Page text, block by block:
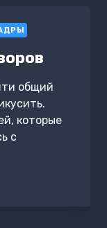
общий
которые
с